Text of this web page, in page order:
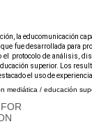
la
fue desarrollada
de análisis,
superior. Los
el uso de
mediática / educación